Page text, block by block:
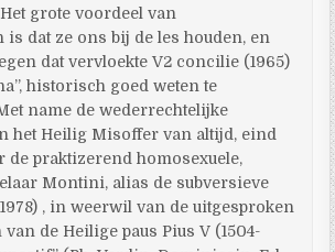
grote voordeel van
is dat ze ons bij de les houden, en
dat vervloekte V2 concilie (1965)
historisch goed weten te
name de wederrechtelijke
het Heilig Misoffer van altijd, eind
de praktizerend homosexuele,
Montini, alias de subversieve
1978) , in weerwil van de uitgesproken
van de Heilige paus Pius V (1504-